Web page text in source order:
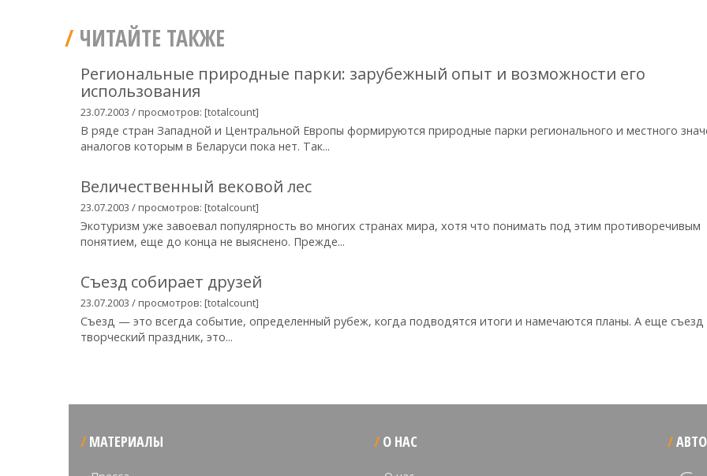
ЧИТАЙТЕ ТАКЖЕ
Региональные природные парки: зарубежный опыт и возможности его
использования
23.07.2003 / просмотров: [totalcount]
В ряде стран Западной и Центральной Европы формируются природные парки регионального и местного
аналогов которым в Беларуси пока нет. Так...
Величественный вековой лес
23.07.2003 / просмотров: [totalcount]
Экотуризм уже завоевал популярность во многих странах мира, хотя что понимать под этим противоречивым
понятием, еще до конца не выяснено. Прежде...
Съезд собирает друзей
23.07.2003 / просмотров: [totalcount]
Съезд — это всегда событие, определенный рубеж, когда подводятся итоги и намечаются планы. А еще
творческий праздник, это...
МАТЕРИАЛЫ О НАС